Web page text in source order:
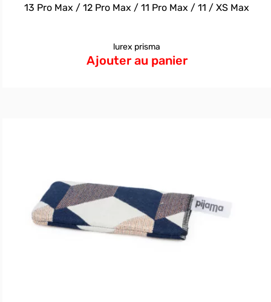
13 Pro Max / 12 Pro Max / 11 Pro Max / 11 / XS Max
lurex prisma
Ajouter au panier